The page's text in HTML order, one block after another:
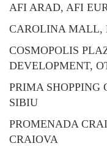
AFI ARAD, AFI
CAROLINA MALL,
COSMOPOLIS
DEVELOPMENT,
PRIMA SHOPPING
SIBIU
PROMENADA
CRAIOVA